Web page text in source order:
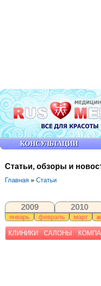
Статьи, обзоры и
Главная » Статьи
2009 2010
январь февраль март
КЛИНИКИ САЛОНЫ
КОНСУЛЬТАЦИИ